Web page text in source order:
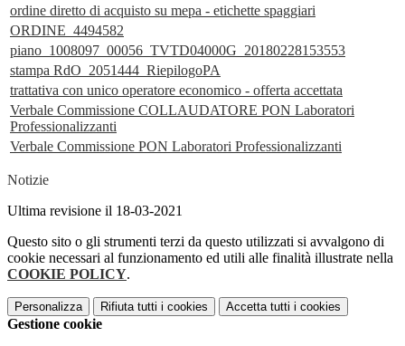
ordine diretto di acquisto su mepa - etichette spaggiari
ORDINE_4494582
piano_1008097_00056_TVTD04000G_20180228153553
stampa RdO_2051444_RiepilogoPA
trattativa con unico operatore economico - offerta accettata
Verbale Commissione COLLAUDATORE PON Laboratori
Professionalizzanti
Verbale Commissione PON Laboratori Professionalizzanti
Notizie
Ultima revisione il 18-03-2021
Questo sito o gli strumenti terzi da questo utilizzati si avvalgono di
cookie necessari al funzionamento ed utili alle finalità illustrate nella
COOKIE POLICY.
Personalizza Rifiuta tutti i cookies Accetta tutti i cookies
Gestione cookie